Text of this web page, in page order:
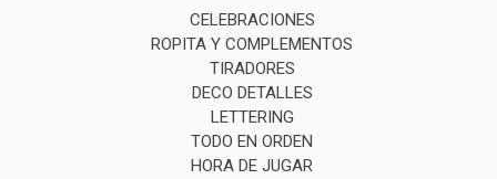
CELEBRACIONES
ROPITA Y COMPLEMENTOS
TIRADORES
DECO DETALLES
LETTERING
TODO EN ORDEN
HORA DE JUGAR